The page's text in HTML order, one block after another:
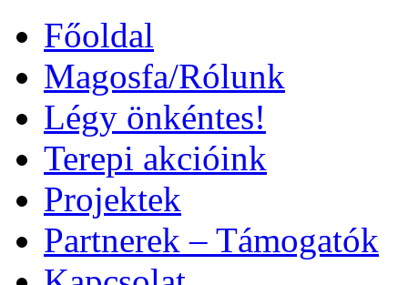
Főoldal
Magosfa/Rólunk
Légy önkéntes!
Terepi akcióink
Projektek
Partnerek – Támogatók